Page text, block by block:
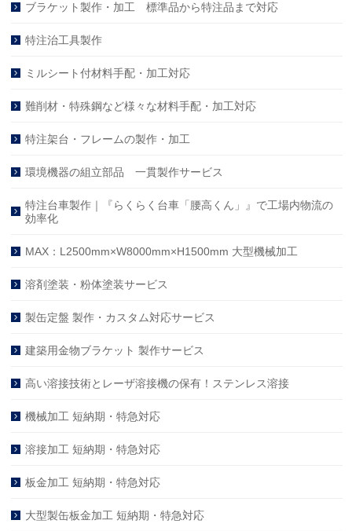
ブラケット製作・加工 標準品から特注品まで対応
特注治工具製作
ミルシート付材料手配・加工対応
難削材・特殊鋼など様々な材料手配・加工対応
特注架台・フレームの製作・加工
環境機器の組立部品 一貫製作サービス
特注台車製作｜『らくらく台車「腰高くん」』で工場内物流の
効率化
MAX：L2500mm×W8000mm×H1500mm 大型機械加工
溶剤塗装・粉体塗装サービス
製缶定盤 製作・カスタム対応サービス
建築用金物ブラケット 製作サービス
高い溶接技術とレーザ溶接機の保有！ステンレス溶接
機械加工 短納期・特急対応
溶接加工 短納期・特急対応
板金加工 短納期・特急対応
大型製缶板金加工 短納期・特急対応